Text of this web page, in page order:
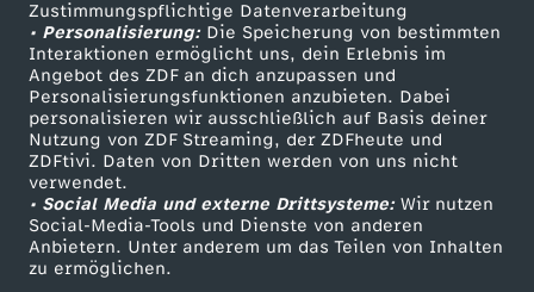
Zustimmungspflichtige Datenverarbeitung
• Personalisierung:Die Speicherung von bestimmten
Interaktionen ermöglicht uns, dein Erlebnis im
Angebot des ZDF an dich anzupassen und
Personalisierungsfunktionen anzubieten. Dabei
personalisieren wir ausschließlich auf Basis deiner
Nutzung von ZDF Streaming, der ZDFheute und
ZDFtivi. Daten von Dritten werden von uns nicht
verwendet.
• Social Media und externe Drittsysteme:Wir nutzen
Social-Media-Tools und Dienste von anderen
Anbietern. Unter anderem um das Teilen von Inhalten
zu ermöglichen.
Livestreams
Sendungen A-Z
TV-Programm
Zuschauerservice
Hilfe
ZDF Unternehmen
Karriere